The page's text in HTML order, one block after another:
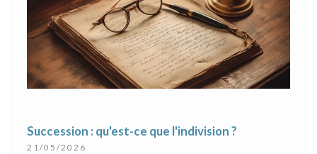
Succession : qu'est-ce que l'indivision ?
21/05/2026